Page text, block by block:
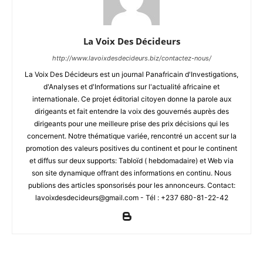
La Voix Des Décideurs
http://www.lavoixdesdecideurs.biz/contactez-nous/
La Voix Des Décideurs est un journal Panafricain d'Investigations,
d'Analyses et d'Informations sur l'actualité africaine et
internationale. Ce projet éditorial citoyen donne la parole aux
dirigeants et fait entendre la voix des gouvernés auprès des
dirigeants pour une meilleure prise des prix décisions qui les
concernent. Notre thématique variée, rencontré un accent sur la
promotion des valeurs positives du continent et pour le continent
et diffus sur deux supports: Tabloïd ( hebdomadaire) et Web via
son site dynamique offrant des informations en continu. Nous
publions des articles sponsorisés pour les annonceurs. Contact:
lavoixdesdecideurs@gmail.com - Tél : +237 680-81-22-42